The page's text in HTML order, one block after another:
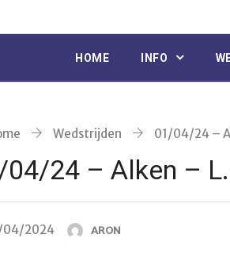
HOME INFO
Wedstrijden 01/04/24 –
04/24 – Alken –
04/2024 ARON